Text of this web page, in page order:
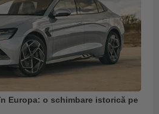
Europa: o schimbare istorică pe